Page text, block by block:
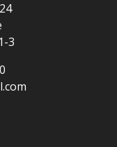
3